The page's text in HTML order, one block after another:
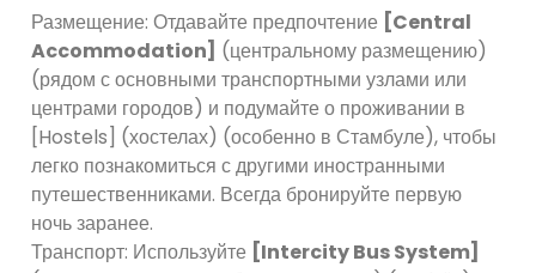
Размещение: Отдавайте предпочтение [Central
Accommodation] (центральному размещению)
(рядом с основными транспортными узлами или
центрами городов) и подумайте о проживании в
[Hostels] (хостелах) (особенно в Стамбуле), чтобы
легко познакомиться с другими иностранными
путешественниками. Всегда бронируйте первую
ночь заранее.
Транспорт: Используйте [Intercity Bus System]